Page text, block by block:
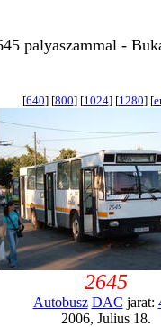
palyaszammal -
[640] [800] [1024] [1280] [
2645
Autobusz DAC jarat:
2006, Julius 18.